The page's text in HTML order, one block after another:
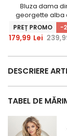
Bluza dama
georgette alba
croi larg
accesorizata
perle -
PREȚ PROMO -
179,99 Lei
DESCRIERE
TABEL DE